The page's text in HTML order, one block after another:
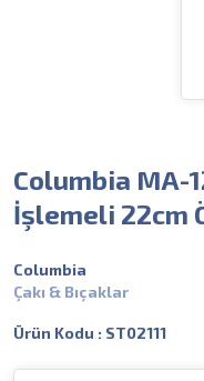
Columbia MA-
İşlemeli 22cm
Columbia
Çakı & Bıçaklar
Ürün Kodu : ST02111